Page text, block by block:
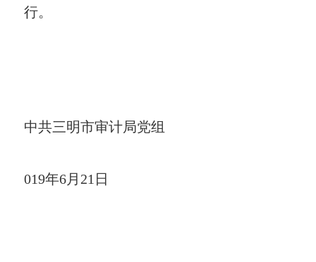
行。
中共三明市审计局党组
019年6月 21 日